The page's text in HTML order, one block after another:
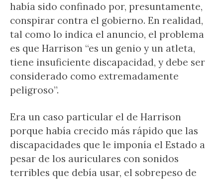
había sido confinado por, presuntamente,
conspirar contra el gobierno. En realidad,
tal como lo indica el anuncio, el problema
es que Harrison “es un genio y un atleta,
tiene insuficiente discapacidad, y debe ser
considerado como extremadamente
peligroso”.
Era un caso particular el de Harrison
porque había crecido más rápido que las
discapacidades que le imponía el Estado a
pesar de los auriculares con sonidos
terribles que debía usar, el sobrepeso de